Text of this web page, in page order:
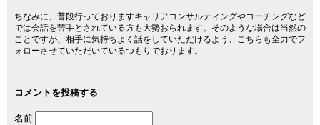
ちなみに、普段行っておりますキャリアコンサルティングやコーチングなど
では会話を苦手とされている方も大勢おられます。そのような場合は当然の
ことですが、相手に気持ちよく話をしていただけるよう、こちらも全力でフ
ォローさせていただいているつもりでおります。
コメントを投稿する
名前